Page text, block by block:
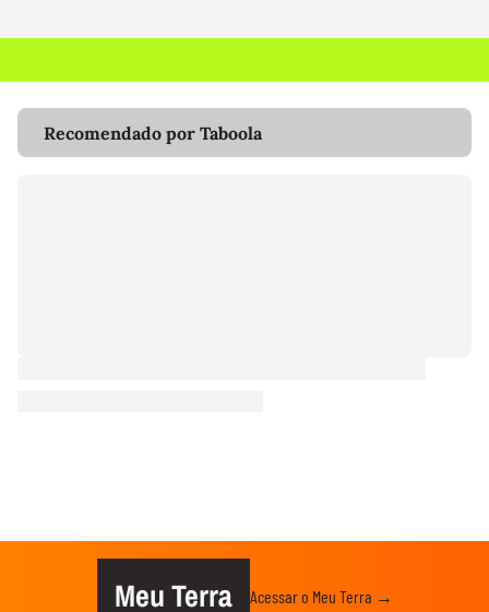
Recomendado por Taboola
Meu Terra Acessar o Meu Terra →